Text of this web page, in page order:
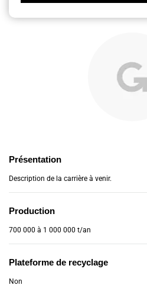
Présentation
Description de la carrière à venir.
Production
700 000 à 1 000 000 t/an
Plateforme de recyclage
Non